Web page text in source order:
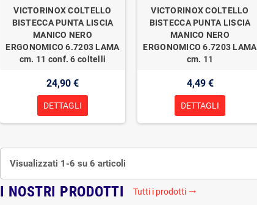
VICTORINOX COLTELLO
BISTECCA PUNTA LISCIA
MANICO NERO
ERGONOMICO 6.7203 LAMA
cm. 11 conf. 6 coltelli
24,90 €
DETTAGLI
VICTORINOX COLTELLO
BISTECCA PUNTA LISCIA
MANICO NERO
ERGONOMICO 6.7203 LAMA
cm. 11
4,49 €
DETTAGLI
Visualizzati 1-6 su 6 articoli
I NOSTRI PRODOTTI Tutti i prodotti trending_flat